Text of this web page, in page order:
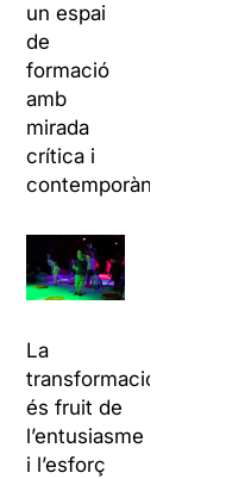
un espai
de
formació
amb
mirada
crítica i
contemporània.
La
transformació
és fruit de
l’entusiasme
i l’esforç